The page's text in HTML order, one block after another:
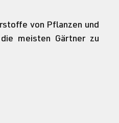
von Pflanzen und
meisten Gärtner zu